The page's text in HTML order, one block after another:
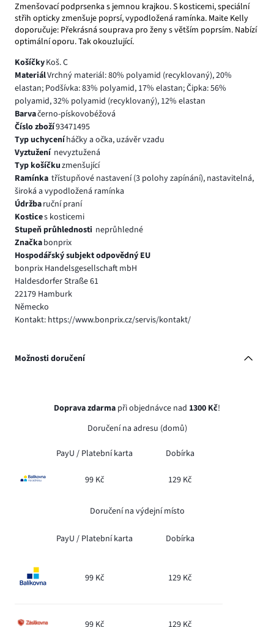
Zmenšovací podprsenka s jemnou krajkou. S kosticemi, speciální
střih opticky zmenšuje poprsí, vypodložená ramínka. Maite Kelly
doporučuje: Překrásná souprava pro ženy s větším poprsím. Nabízí
optimální oporu. Tak okouzlující.
KošíčkyKoš. C
MateriálVrchný materiál: 80% polyamid (recyklovaný), 20%
elastan; Podšívka: 83% polyamid, 17% elastan; Čipka: 56%
polyamid, 32% polyamid (recyklovaný), 12% elastan
Barvačerno-pískovobéžová
Číslo zboží93471495
Typ uchyceníháčky a očka, uzávěr vzadu
Vyztužení nevyztužená
Typ košíčkuzmenšující
Ramínka třístupňové nastavení (3 polohy zapínání), nastavitelná,
široká a vypodložená ramínka
Údržbaruční praní
Kostices kosticemi
Stupeň průhlednosti neprůhledné
Značkabonprix
Hospodářský subjekt odpovědný EU
bonprix Handelsgesellschaft mbH
Haldesdorfer Straße 61
22179 Hamburk
Německo
Kontakt: https://www.bonprix.cz/servis/kontakt/
Možnosti doručení
Doprava zdarma při objednávce nad 1300 Kč!
Doručení na adresu (domů)
PayU / Platební karta Dobírka
99 Kč 129 Kč
Doručení na výdejní místo
PayU / Platební karta Dobírka
99 Kč 129 Kč